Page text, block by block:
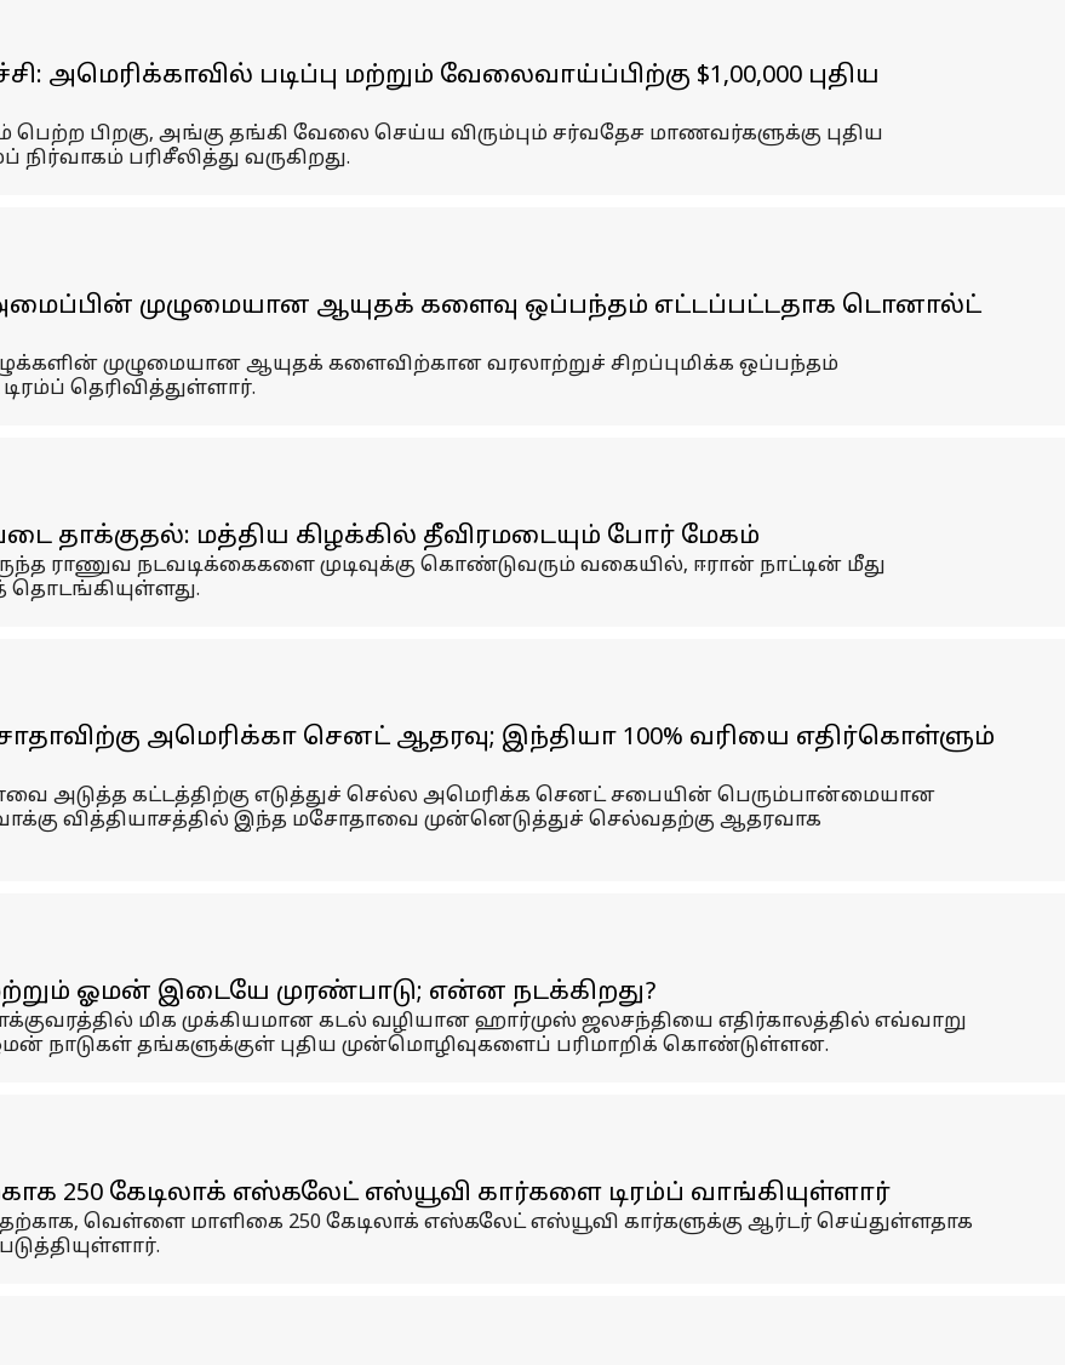
அமெரிக்காவில் படிப்பு மற்றும் வேலைவாய்ப்பிற்கு $1,00,000 புதிய
பிறகு, அங்கு தங்கி வேலை செய்ய விரும்பும் சர்வதேச மாணவர்களுக்கு புதிய
பரிசீலித்து வருகிறது.
முழுமையான ஆயுதக் களைவு ஒப்பந்தம் எட்டப்பட்டதாக டொனால்ட்
முழுமையான ஆயுதக் களைவிற்கான வரலாற்றுச் சிறப்புமிக்க ஒப்பந்தம்
தெரிவித்துள்ளார்.
தாக்குதல்: மத்திய கிழக்கில் தீவிரமடையும் போர் மேகம்
ராணுவ நடவடிக்கைகளை முடிவுக்கு கொண்டுவரும் வகையில், ஈரான் நாட்டின் மீது
அமெரிக்கா செனட் ஆதரவு; இந்தியா 100% வரியை எதிர்கொள்ளும்
அடுத்த கட்டத்திற்கு எடுத்துச் செல்ல அமெரிக்க செனட் சபையின் பெரும்பான்மையான
வித்தியாசத்தில் இந்த மசோதாவை முன்னெடுத்துச் செல்வதற்கு ஆதரவாக
ஓமன் இடையே முரண்பாடு; என்ன நடக்கிறது?
மிக முக்கியமான கடல் வழியான ஹார்முஸ் ஜலசந்தியை எதிர்காலத்தில் எவ்வாறு
நாடுகள் தங்களுக்குள் புதிய முன்மொழிவுகளைப் பரிமாறிக் கொண்டுள்ளன.
250 கேடிலாக் எஸ்கலேட் எஸ்யூவி கார்களை டிரம்ப் வாங்கியுள்ளார்
வெள்ளை மாளிகை 250 கேடிலாக் எஸ்கலேட் எஸ்யூவி கார்களுக்கு ஆர்டர் செய்துள்ளதாக